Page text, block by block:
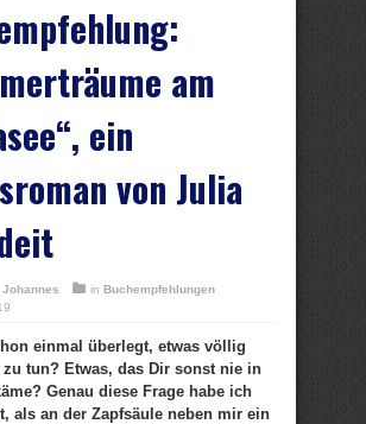
am
ein
von Julia
Johannes in Buchempfehlungen
einmal überlegt, etwas völlig
zu tun? Etwas, das Dir sonst nie in
Genau diese Frage habe ich
als an der Zapfsäule neben mir ein